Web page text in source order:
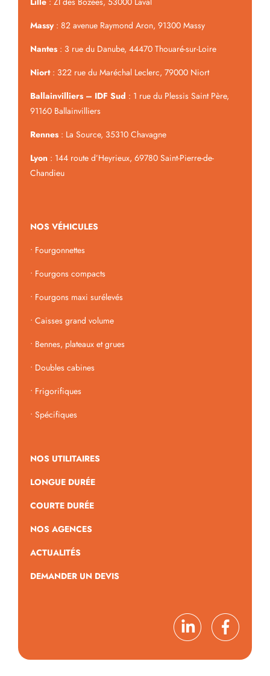
Massy : 82 avenue Raymond Aron, 91300 Massy
Nantes: 3 rue du Danube, 44470 Thouaré-sur-Loire
Niort: 322 rue du Maréchal Leclerc, 79000 Niort
Ballainvilliers – IDF Sud : 1 rue du Plessis Saint Père,
91160 Ballainvilliers
Rennes: La Source, 35310 Chavagne
Lyon : 144 route d’Heyrieux, 69780 Saint-Pierre-de-
Chandieu
NOS VÉHICULES
• Fourgonnettes
• Fourgons compacts
• Fourgons maxi surélevés
• Caisses grand volume
• Bennes, plateaux et grues
• Doubles cabines
• Frigorifiques
• Spécifiques
NOS UTILITAIRES
LONGUE DURÉE
COURTE DURÉE
NOS AGENCES
ACTUALITÉS
DEMANDER UN DEVIS